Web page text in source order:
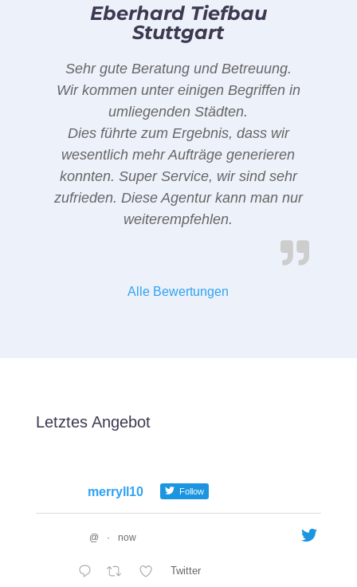
Eberhard Tiefbau
Stuttgart
Sehr gute Beratung und Betreuung.
Wir kommen unter einigen Begriffen in
umliegenden Städten.
Dies führte zum Ergebnis, dass wir
wesentlich mehr Aufträge generieren
konnten. Super Service, wir sind sehr
zufrieden. Diese Agentur kann man nur
weiterempfehlen.
Alle Bewertungen
Letztes Angebot
merryll10 Follow
@ · now
Twitter